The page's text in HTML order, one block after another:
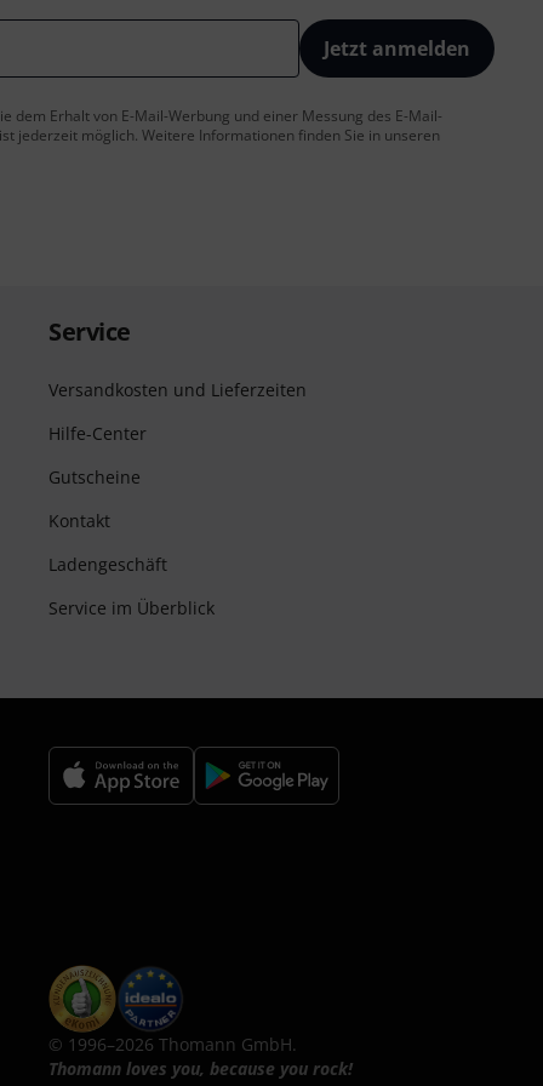
Jetzt anmelden
dem Erhalt von E-Mail-Werbung und einer Messung des E-Mail-
jederzeit möglich. Weitere Informationen finden Sie in unseren
Service
Versandkosten und Lieferzeiten
Hilfe-Center
Gutscheine
Kontakt
Ladengeschäft
Service im Überblick
© 1996–2026 Thomann GmbH.
Thomann loves you, because you rock!